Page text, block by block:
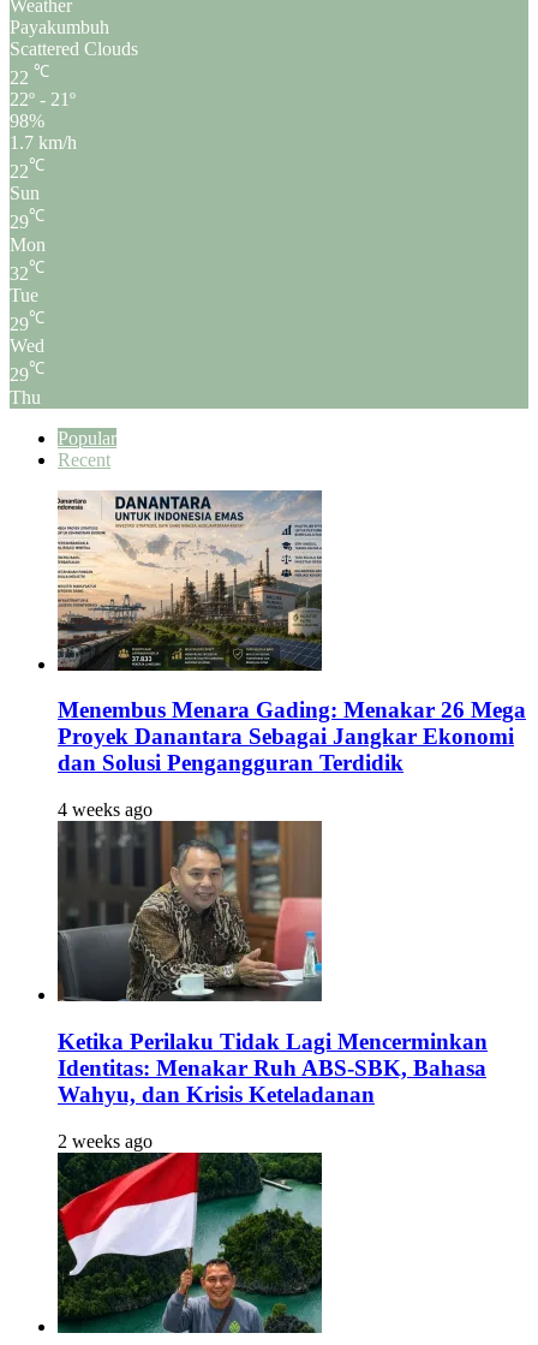
Weather
Payakumbuh
Scattered Clouds
22 ℃
22º - 21º
98%
1.7 km/h
22℃
Sun
29℃
Mon
32℃
Tue
29℃
Wed
29℃
Thu
Popular
Recent
Menembus Menara Gading: Menakar 26 Mega
Proyek Danantara Sebagai Jangkar Ekonomi
dan Solusi Pengangguran Terdidik
4 weeks ago
Ketika Perilaku Tidak Lagi Mencerminkan
Identitas: Menakar Ruh ABS-SBK, Bahasa
Wahyu, dan Krisis Keteladanan
2 weeks ago